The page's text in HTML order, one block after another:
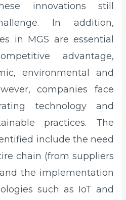
innovations still
In addition,
in MGS are essential
advantage,
environmental and
companies face
technology and
practices. The
include the need
chain (from suppliers
the implementation
such as IoT and